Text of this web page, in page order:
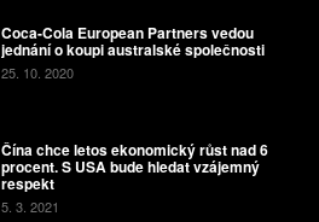
Coca-Cola European Partners vedou
jednání o koupi australské společnosti
25. 10. 2020
Čína chce letos ekonomický růst nad 6
procent. S USA bude hledat vzájemný
respekt
5. 3. 2021